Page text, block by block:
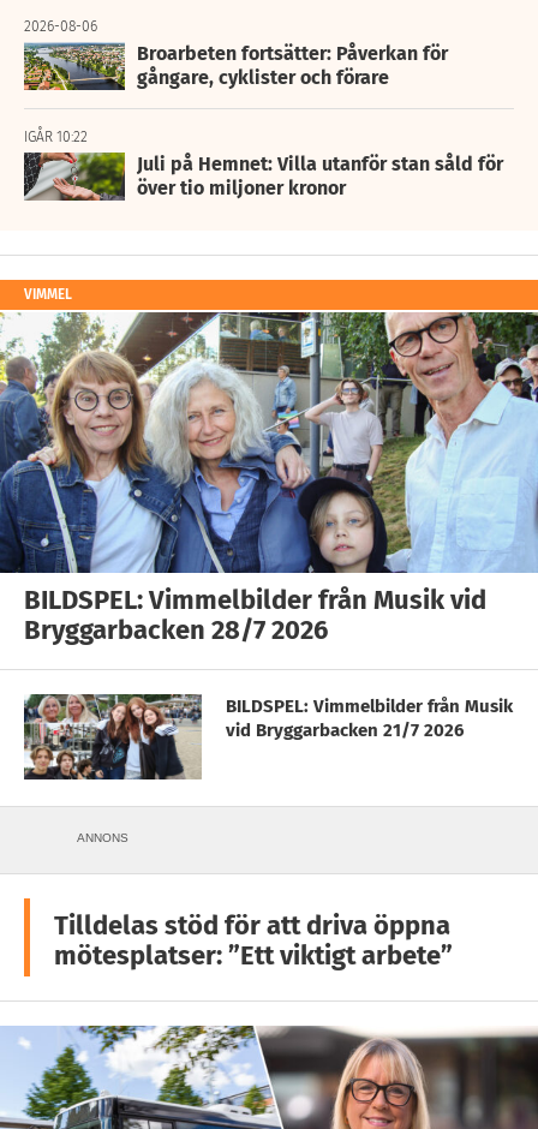
2026-08-06
Broarbeten fortsätter: Påverkan för
gångare, cyklister och förare
IGÅR 10:22
Juli på Hemnet: Villa utanför stan såld för
över tio miljoner kronor
VIMMEL
BILDSPEL: Vimmelbilder från Musik vid
Bryggarbacken 28/7 2026
BILDSPEL: Vimmelbilder från Musik
vid Bryggarbacken 21/7 2026
ANNONS
Tilldelas stöd för att driva öppna
mötesplatser: ”Ett viktigt arbete”